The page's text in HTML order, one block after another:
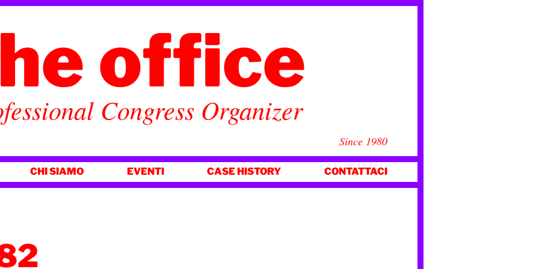
office
Congress Organizer
Since 1980
CHI SIAMO EVENTI CASE HISTORY CONTATTACI